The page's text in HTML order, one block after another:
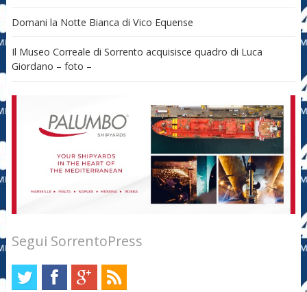
Domani la Notte Bianca di Vico Equense
Il Museo Correale di Sorrento acquisisce quadro di Luca
Giordano – foto –
Segui SorrentoPress